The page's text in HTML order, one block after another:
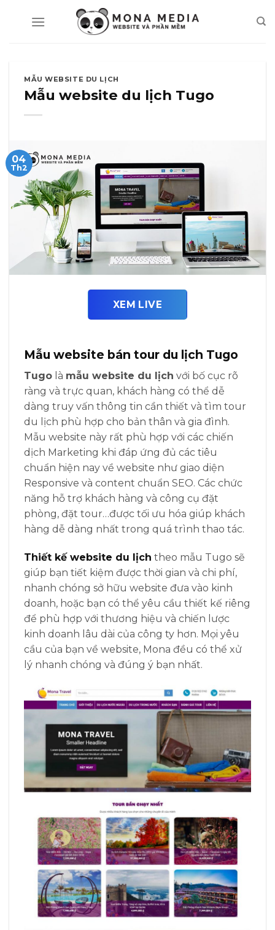
MẪU WEBSITE DU LỊCH
Mẫu website du lịch Tugo
04
Th2
XEM LIVE
Mẫu website bán tour du lịch Tugo
Tugo là mẫu website du lịch với bố cục rõ
ràng và trực quan, khách hàng có thể dễ
dàng truy vấn thông tin cần thiết và tìm tour
du lịch phù hợp cho bản thân và gia đình.
Mẫu website này rất phù hợp với các chiến
dịch Marketing khi đáp ứng đủ các tiêu
chuẩn hiện nay về website như giao diện
Responsive và content chuẩn SEO. Các chức
năng hỗ trợ khách hàng và công cụ đặt
phòng, đặt tour…được tối ưu hóa giúp khách
hàng dễ dàng nhất trong quá trình thao tác.
Thiết kế website du lịch theo mẫu Tugo sẽ
giúp bạn tiết kiệm được thời gian và chi phí,
nhanh chóng sở hữu website đưa vào kinh
doanh, hoặc bạn có thể yêu cầu thiết kế riêng
để phù hợp với thương hiệu và chiến lược
kinh doanh lâu dài của công ty hơn. Mọi yêu
cầu của bạn về website, Mona đều có thể xử
lý nhanh chóng và đúng ý bạn nhất.